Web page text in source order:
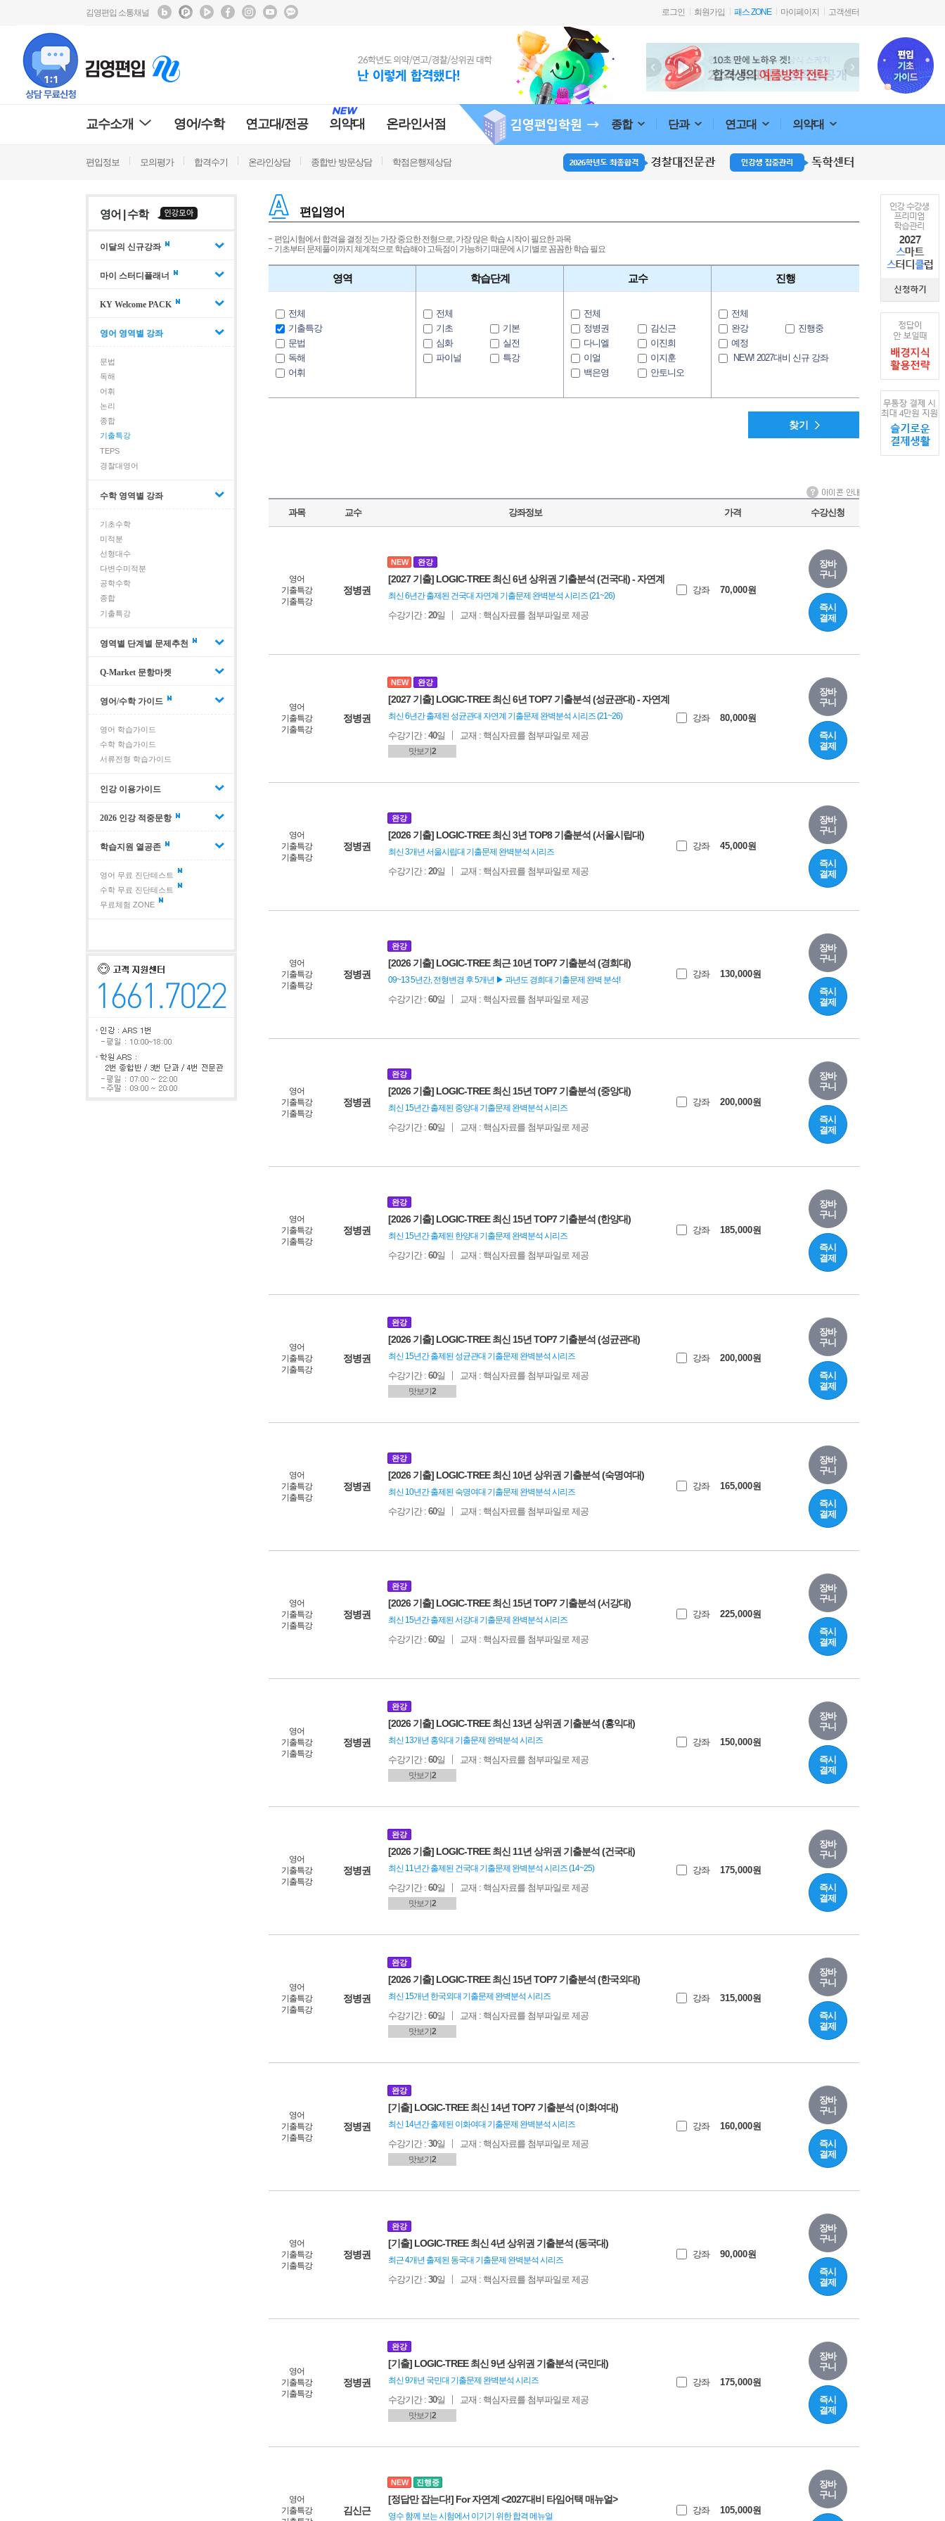
김영편입 소통채널 로그인 회원가입 패스 ZONE 마이페이지 고객센터
교수소개 영어/수학 연고대/전공 의약대 온라인서점 종합 단과 연고대 의약대
편입정보 모의평가 합격수기 온라인상담 종합반 방문상담 학점은행제상담
영어 | 수학
이달의 신규강좌
마이 스터디플래너
KY Welcome PACK
영어 영역별 강좌
문법
독해
어휘
논리
종합
기출특강
TEPS
경찰대영어
수학 영역별 강좌
기초수학
미적분
선형대수
다변수미적분
공학수학
종합
기출특강
영역별 단계별 문제추천
Q-Market 문항마켓
영어/수학 가이드
영어 학습가이드
수학 학습가이드
서류전형 학습가이드
인강 이용가이드
2026 인강 적중문항
학습지원 열공존
영어 무료 진단테스트
수학 무료 진단테스트
무료체험 ZONE
편입영어
편입시험에서 합격을 결정 짓는 가장 중요한 전형으로, 가장 많은 학습 시작이 필요한 과목
기초부터 문제풀이까지 체계적으로 학습해야 고득점이 가능하기 때문에 시기별로 꼼꼼한 학습 필요
영역
전체
기출특강
문법
독해
어휘
학습단계
전체
기초
기본
심화
실전
파이널
특강
교수
전체
정병권
김신근
다니엘
이진희
이얼
이지훈
백은영
안토니오
진행
전체
완강
진행중
예정
NEW! 2027대비 신규 강좌
찾기
과목 교수 강좌정보 가격 수강신청
영어
기출특강
기출특강
정병권
NEW 완강
[2027 기출] LOGIC-TREE 최신 6년 상위권 기출분석 (건국대) - 자연계
최신 6년간 출제된 건국대 자연계 기출문제 완벽분석 시리즈 (21~26)
수강기간 : 20일 교재 : 핵심자료를 첨부파일로 제공
강좌 70,000원
장바
구니
즉시
결제
영어
기출특강
기출특강
정병권
NEW 완강
[2027 기출] LOGIC-TREE 최신 6년 TOP7 기출분석 (성균관대) - 자연계
최신 6년간 출제된 성균관대 자연계 기출문제 완벽분석 시리즈 (21~26)
수강기간 : 40일 교재 : 핵심자료를 첨부파일로 제공
맛보기 2
강좌 80,000원
장바
구니
즉시
결제
영어
기출특강
기출특강
정병권
완강
[2026 기출] LOGIC-TREE 최신 3년 TOP8 기출분석 (서울시립대)
최신 3개년 서울시립대 기출문제 완벽분석 시리즈
수강기간 : 20일 교재 : 핵심자료를 첨부파일로 제공
강좌 45,000원
장바
구니
즉시
결제
영어
기출특강
기출특강
정병권
완강
[2026 기출] LOGIC-TREE 최근 10년 TOP7 기출분석 (경희대)
09~13 5년간, 전형변경 후 5개년 ▶ 과년도 경희대 기출문제 완벽 분석!
수강기간 : 60일 교재 : 핵심자료를 첨부파일로 제공
강좌 130,000원
장바
구니
즉시
결제
영어
기출특강
기출특강
정병권
완강
[2026 기출] LOGIC-TREE 최신 15년 TOP7 기출분석 (중앙대)
최신 15년간 출제된 중앙대 기출문제 완벽분석 시리즈
수강기간 : 60일 교재 : 핵심자료를 첨부파일로 제공
강좌 200,000원
장바
구니
즉시
결제
영어
기출특강
기출특강
정병권
완강
[2026 기출] LOGIC-TREE 최신 15년 TOP7 기출분석 (한양대)
최신 15년간 출제된 한양대 기출문제 완벽분석 시리즈
수강기간 : 60일 교재 : 핵심자료를 첨부파일로 제공
강좌 185,000원
장바
구니
즉시
결제
영어
기출특강
기출특강
정병권
완강
[2026 기출] LOGIC-TREE 최신 15년 TOP7 기출분석 (성균관대)
최신 15년간 출제된 성균관대 기출문제 완벽분석 시리즈
수강기간 : 60일 교재 : 핵심자료를 첨부파일로 제공
맛보기 2
강좌 200,000원
장바
구니
즉시
결제
영어
기출특강
기출특강
정병권
완강
[2026 기출] LOGIC-TREE 최신 10년 상위권 기출분석 (숙명여대)
최신 10년간 출제된 숙명여대 기출문제 완벽분석 시리즈
수강기간 : 60일 교재 : 핵심자료를 첨부파일로 제공
강좌 165,000원
장바
구니
즉시
결제
영어
기출특강
기출특강
정병권
완강
[2026 기출] LOGIC-TREE 최신 15년 TOP7 기출분석 (서강대)
최신 15년간 출제된 서강대 기출문제 완벽분석 시리즈
수강기간 : 60일 교재 : 핵심자료를 첨부파일로 제공
강좌 225,000원
장바
구니
즉시
결제
영어
기출특강
기출특강
정병권
완강
[2026 기출] LOGIC-TREE 최신 13년 상위권 기출분석 (홍익대)
최신 13개년 홍익대 기출문제 완벽분석 시리즈
수강기간 : 60일 교재 : 핵심자료를 첨부파일로 제공
맛보기 2
강좌 150,000원
장바
구니
즉시
결제
영어
기출특강
기출특강
정병권
완강
[2026 기출] LOGIC-TREE 최신 11년 상위권 기출분석 (건국대)
최신 11년간 출제된 건국대 기출문제 완벽분석 시리즈 (14~25)
수강기간 : 60일 교재 : 핵심자료를 첨부파일로 제공
맛보기 2
강좌 175,000원
장바
구니
즉시
결제
영어
기출특강
기출특강
정병권
완강
[2026 기출] LOGIC-TREE 최신 15년 TOP7 기출분석 (한국외대)
최신 15개년 한국외대 기출문제 완벽분석 시리즈
수강기간 : 60일 교재 : 핵심자료를 첨부파일로 제공
맛보기 2
강좌 315,000원
장바
구니
즉시
결제
영어
기출특강
기출특강
정병권
완강
[기출] LOGIC-TREE 최신 14년 TOP7 기출분석 (이화여대)
최신 14년간 출제된 이화여대 기출문제 완벽분석 시리즈
수강기간 : 30일 교재 : 핵심자료를 첨부파일로 제공
맛보기 2
강좌 160,000원
장바
구니
즉시
결제
영어
기출특강
기출특강
정병권
완강
[기출] LOGIC-TREE 최신 4년 상위권 기출분석 (동국대)
최근 4개년 출제된 동국대 기출문제 완벽분석 시리즈
수강기간 : 30일 교재 : 핵심자료를 첨부파일로 제공
강좌 90,000원
장바
구니
즉시
결제
영어
기출특강
기출특강
정병권
완강
[기출] LOGIC-TREE 최신 9년 상위권 기출분석 (국민대)
최신 9개년 국민대 기출문제 완벽분석 시리즈
수강기간 : 30일 교재 : 핵심자료를 첨부파일로 제공
맛보기 2
강좌 175,000원
장바
구니
즉시
결제
영어
기출특강
김신근
NEW 진행중
[정답만 잡는다!] For 자연계 <2027대비 타임어택 매뉴얼>
영수 함께 보는 시험에서 이기기 위한 합격 메뉴얼
강좌 105,000원
장바
구니